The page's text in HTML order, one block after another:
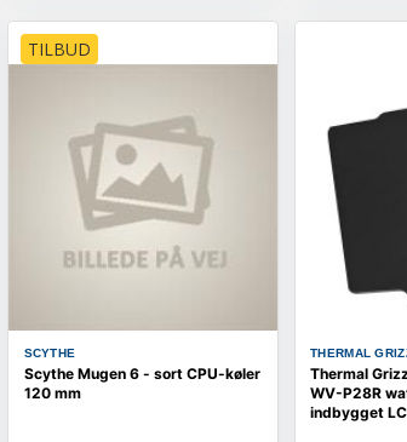
TILBUD
SCYTHE
Scythe Mugen 6 - sort CPU-køler
120 mm
THERMAL
Thermal
WV-P28R
indbygget